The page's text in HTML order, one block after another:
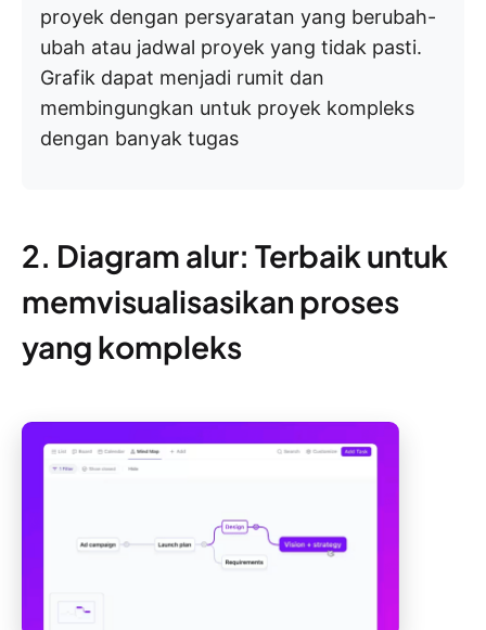
proyek dengan persyaratan yang berubah-
ubah atau jadwal proyek yang tidak pasti.
Grafik dapat menjadi rumit dan
membingungkan untuk proyek kompleks
dengan banyak tugas
2. Diagram alur: Terbaik untuk
memvisualisasikan proses
yang kompleks